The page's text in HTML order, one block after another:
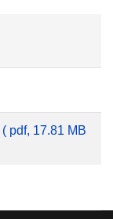
( pdf, 17.81 MB